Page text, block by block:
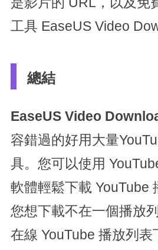
工具 EaseUS Video
總結
EaseUS Video
容錯過的好用大量
具。您可以使用
軟體輕鬆下載 YouTube
您想下載不在一個播放
在線 YouTube 播放列表